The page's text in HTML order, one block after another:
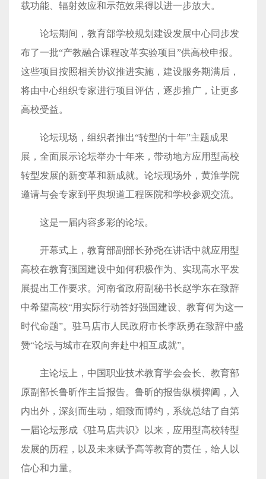
载功能、辐射效应和示范效果得以进一步放大。
论坛期间，教育部学校规划建设发展中心同步发
布了一批“产教融合课程改革实验项目”供高校申报。
这些项目按照相关协议推进实施，建设服务期满后，
将由中心组织专家进行项目评估，逐步推广，让更多
高校受益。
论坛现场，组织者推出“转型的十年”主题成果
展，全面展示论坛举办十年来，带动地方应用型高校
转型发展的新变革和新成就。论坛现场外，黄淮学院
邀请与会专家到平舆坝道工程医院和学校参观交流。
这是一届内容多彩的论坛。
开幕式上，教育部副部长孙尧在讲话中就应用型
高校在教育强国建设中如何积极作为、实现高水平发
展提出工作要求。河南省政府副秘书长赵学东在致辞
中希望高校“用实际行动答好强国建设、教育何为这一
时代命题”。驻马店市人民政府市长李跃勇在致辞中盛
赞“论坛与城市在双向奔赴中相互成就”。
主论坛上，中国职业技术教育学会会长、教育部
原副部长鲁昕作主旨报告。鲁昕的报告纵横捭阖，入
内出外，深刻而生动，细致而博约，系统总结了自第
一届论坛形成《驻马店共识》以来，应用型高校转型
发展的历程，以及未来赋予高等教育的责任，给人以
信心和力量。